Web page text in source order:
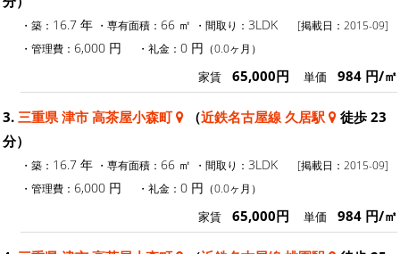
・築： 16.7 年 ・専有面積： 66 ㎡ ・間取り： 3LDK
[掲載日：2015-09]
・管理費： 6,000 円 ・礼金： 0 円 （0.0ヶ月）
家賃 65,000円 単価 984 円/㎡
3. 三重県 津市 高茶屋小森町 （近鉄名古屋線 久居駅
徒歩 23
分）
・築： 16.7 年 ・専有面積： 66 ㎡ ・間取り： 3LDK
[掲載日：2015-09]
・管理費： 6,000 円 ・礼金： 0 円 （0.0ヶ月）
家賃 65,000円 単価 984 円/㎡